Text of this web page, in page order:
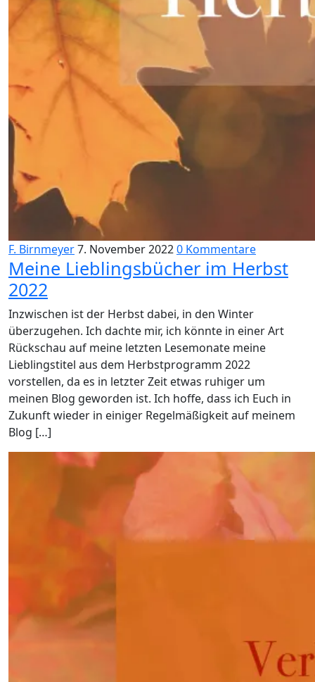
F. Birnmeyer7. November 20220 Kommentare
Meine Lieblingsbücher im Herbst
2022
Inzwischen ist der Herbst dabei, in den Winter
überzugehen. Ich dachte mir, ich könnte in einer Art
Rückschau auf meine letzten Lesemonate meine
Lieblingstitel aus dem Herbstprogramm 2022
vorstellen, da es in letzter Zeit etwas ruhiger um
meinen Blog geworden ist. Ich hoffe, dass ich Euch in
Zukunft wieder in einiger Regelmäßigkeit auf meinem
Blog […]